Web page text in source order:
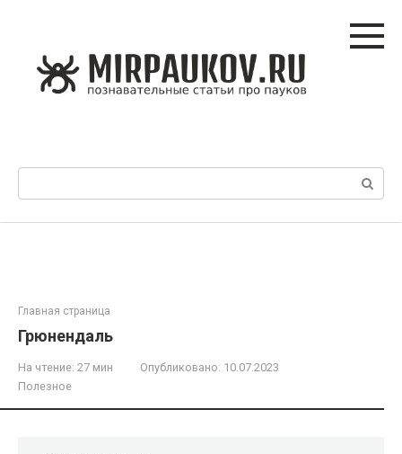
Главная страница
Грюнендаль
На чтение: 27 мин Опубликовано: 10.07.2023
Полезное